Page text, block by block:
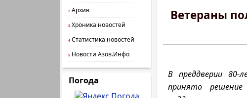
2 Архив
3 Хроника новостей
4 Статистика новостей
5 Новости Азов.Инфо
Погода
Ветераны
В преддверии 80-
принято решение